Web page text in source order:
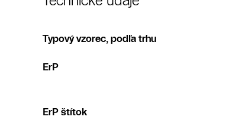
Typový vzorec, podľa trhu
ErP
ErP štítok